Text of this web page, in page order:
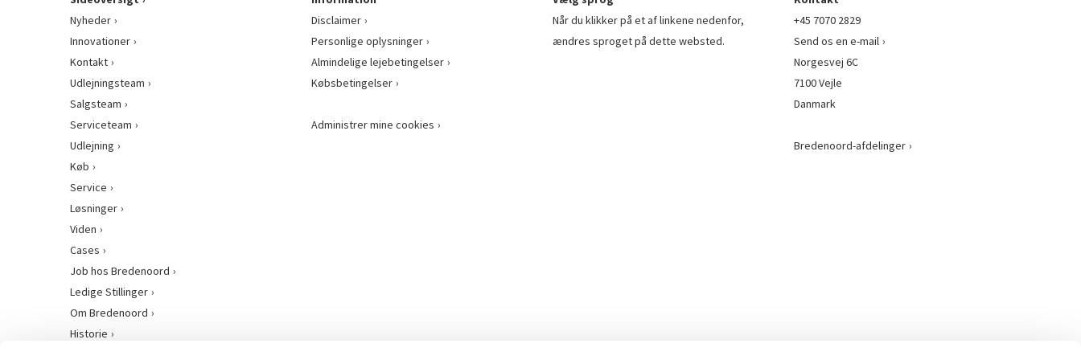
Nyheder
Innovationer
Kontakt
Udlejningsteam
Salgsteam
Serviceteam
Udlejning
Køb
Service
Løsninger
Viden
Cases
Job hos Bredenoord
Ledige Stillinger
Om Bredenoord
Historie
Disclaimer
Personlige oplysninger
Almindelige lejebetingelser
Købsbetingelser
Administrer mine cookies
Når du klikker på et af linkene nedenfor,
ændres sproget på dette websted.
+45 7070 2829
Send os en e-mail
Norgesvej 6C
7100 Vejle
Danmark
Bredenoord-afdelinger